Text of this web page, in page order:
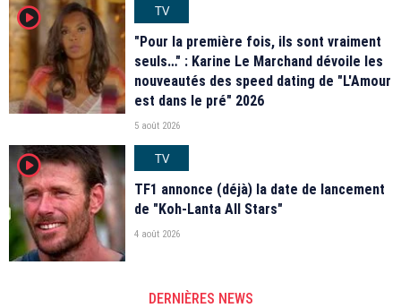
player2
TV
"Pour la première fois, ils sont vraiment
seuls…" : Karine Le Marchand dévoile les
nouveautés des speed dating de "L'Amour
est dans le pré" 2026
5 août 2026
player2
TV
TF1 annonce (déjà) la date de lancement
de "Koh-Lanta All Stars"
4 août 2026
DERNIÈRES NEWS